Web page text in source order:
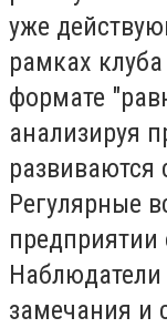
уже
рамках
формате
анализируя
развиваются
Регулярные
предприятии
замечания и